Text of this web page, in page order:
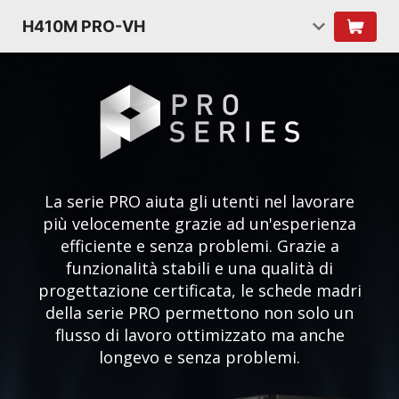
H410M PRO-VH
La serie PRO aiuta gli utenti nel lavorare
più velocemente grazie ad un'esperienza
efficiente e senza problemi. Grazie a
funzionalità stabili e una qualità di
progettazione certificata, le schede madri
della serie PRO permettono non solo un
flusso di lavoro ottimizzato ma anche
longevo e senza problemi.